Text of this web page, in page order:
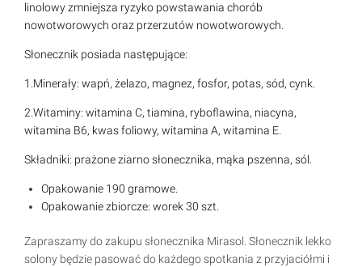
linolowy zmniejsza ryzyko powstawania chorób
nowotworowych oraz przerzutów nowotworowych.
Słonecznik posiada następujące:
1.Minerały: wapń, żelazo, magnez, fosfor, potas, sód, cynk.
2.Witaminy: witamina C, tiamina, ryboflawina, niacyna,
witamina B6, kwas foliowy, witamina A, witamina E.
Składniki: prażone ziarno słonecznika, mąka pszenna, sól.
Opakowanie 190 gramowe.
Opakowanie zbiorcze: worek 30 szt.
Zapraszamy do zakupu słonecznika Mirasol. Słonecznik lekko
solony będzie pasować do każdego spotkania z przyjaciółmi i